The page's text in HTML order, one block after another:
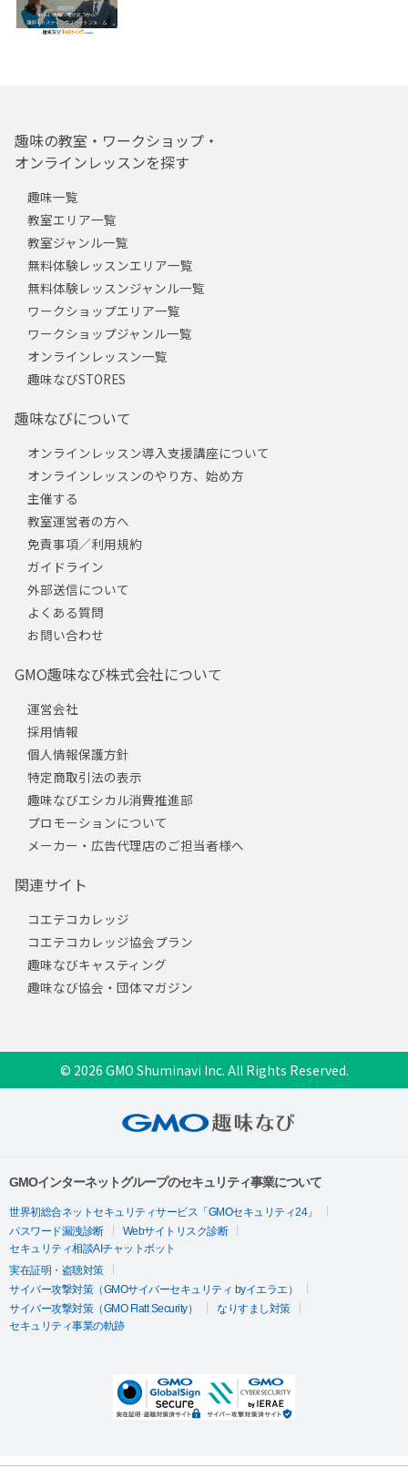
趣味の教室・ワークショップ・
オンラインレッスンを探す
趣味一覧
教室エリア一覧
教室ジャンル一覧
無料体験レッスンエリア一覧
無料体験レッスンジャンル一覧
ワークショップエリア一覧
ワークショップジャンル一覧
オンラインレッスン一覧
趣味なびSTORES
趣味なびについて
オンラインレッスン導入支援講座について
オンラインレッスンのやり方、始め方
主催する
教室運営者の方へ
免責事項／利用規約
ガイドライン
外部送信について
よくある質問
お問い合わせ
GMO趣味なび株式会社について
運営会社
採用情報
個人情報保護方針
特定商取引法の表示
趣味なびエシカル消費推進部
プロモーションについて
メーカー・広告代理店のご担当者様へ
関連サイト
コエテコカレッジ
コエテコカレッジ協会プラン
趣味なびキャスティング
趣味なび協会・団体マガジン
© 2026 GMO Shuminavi Inc. All Rights Reserved.